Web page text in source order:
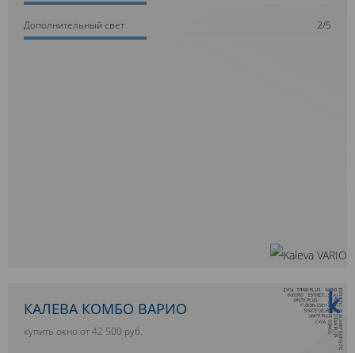
Дополнительный свет 2/5
10 ЛЕТ ГАРАНТИИ
КАЛЕВА КОМБО ВАРИО
купить окно от 42 500 руб.